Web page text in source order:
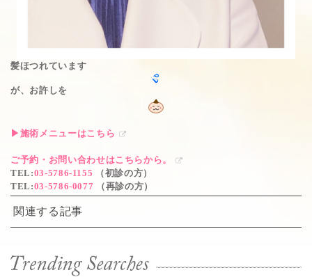
髪ほつれています
が、お許しを
▶施術メニューはこちら
ご予約・お問い合わせはこちらから。
TEL :03-5786-1155 （初診の方）
TEL :03-5786-0077 （再診の方）
関連する記事